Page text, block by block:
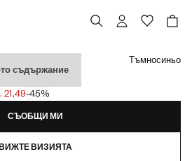
съдържание
С ЦИП
[19,99 € лв. 39,10]
21,49-45%
Тъмносиньо
СЪОБЩИ МИ
ВИЗИЯТА